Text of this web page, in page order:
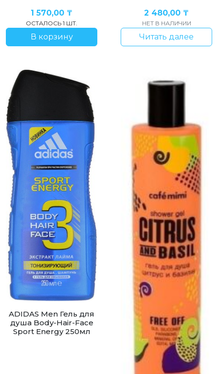
1 570,00 ₸
ОСТАЛОСЬ 1 ШТ.
В корзину
2 480,00 ₸
НЕТ В НАЛИЧИИ
Читать далее
ADIDAS Men Гель для
душа Body-Hair-Face
Sport Energy 250мл